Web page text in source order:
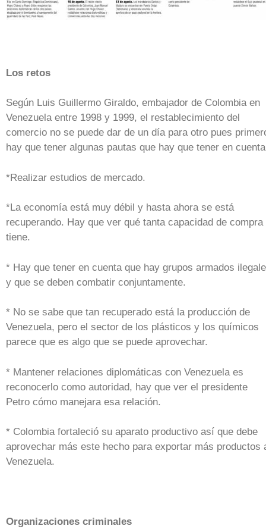
Los retos
Según Luis Guillermo Giraldo, embajador de Colombia en
Venezuela entre 1998 y 1999, el restablecimiento del
comercio no se puede dar de un día para otro pues
hay que tener algunas pautas que hay que tener en
*Realizar estudios de mercado.
*La economía está muy débil y hasta ahora se está
recuperando. Hay que ver qué tanta capacidad de compra
tiene.
* Hay que tener en cuenta que hay grupos armados
y que se deben combatir conjuntamente.
* No se sabe que tan recuperado está la producción de
Venezuela, pero el sector de los plásticos y los químicos
parece que es algo que se puede aprovechar.
* Mantener relaciones diplomáticas con Venezuela es
reconocerlo como autoridad, hay que ver el presidente
Petro cómo manejara esa relación.
* Colombia fortaleció su aparato productivo así que debe
aprovechar más este hecho para exportar más productos
Venezuela.
Organizaciones criminales